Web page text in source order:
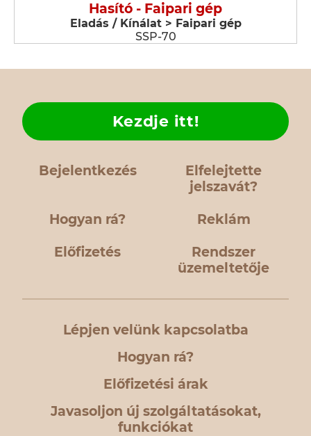
Hasító - Faipari gép
Eladás / Kínálat > Faipari gép
SSP-70
Bejelentkezés
Elfelejtette
jelszavát?
Hogyan rá?
Kezdje itt!
Reklám
Előfizetés
Rendszer
üzemeltetője
Lépjen velünk kapcsolatba
Hogyan rá?
Előfizetési árak
Javasoljon új szolgáltatásokat,
funkciókat